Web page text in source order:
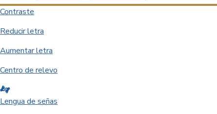
Contraste
Reducir letra
Aumentar letra
Centro de relevo
Lengua de señas